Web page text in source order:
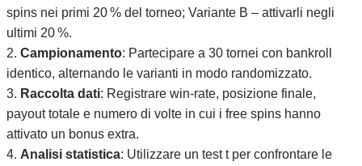
spins nei primi 20 % del torneo; Variante B – attivarli negli
ultimi 20 %.
2. Campionamento: Partecipare a 30 tornei con bankroll
identico, alternando le varianti in modo randomizzato.
3. Raccolta dati: Registrare win‑rate, posizione finale,
payout totale e numero di volte in cui i free spins hanno
attivato un bonus extra.
4. Analisi statistica: Utilizzare un test t per confrontare le